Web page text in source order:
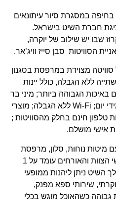
במסגרת סיור עיתונאים
חברת השיט בישראל.
יש שילוב של יוקרה,
הסוויטות סבן סייז וויג’אר.
מצוידת במרפסת בסגנון
ללא הגבלה, כולל יינות
הגבוהה ביותר; מיני בר
חופשי בחדר, אותו ממלאים מידי יום; Wi-Fi ללא הגבלה; מוצרי
חינם בחלק מהסוויטות ;
מושלם.
נוחות, סלון, מרפסת
ושירות באטלר צמוד. יחס אנשי הצוות והאורחים עומד על 1
במהלך השיט ניתן ליהנות ממופעי
שירותי ספא מפנק,
כשהאוכל מוגש בכלי